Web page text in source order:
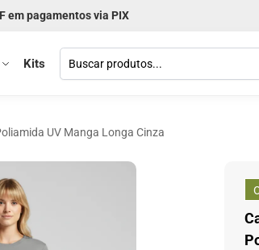
acima de R$ 299
Kits
UV Manga Longa Cinza